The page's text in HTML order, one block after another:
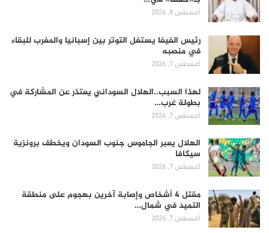
أغسطس 8, 2026
رئيس الفيفا يستغل التوتر بين إسبانيا والمغرب للبقاء
في منصبه
أغسطس 7, 2026
لهذا السبب..الهلال السوداني يعتذر عن المشاركة في
بطولة غرب…
أغسطس 7, 2026
الهلال يعبر الجاموس جنوب السودان ويخطف برونزية
سيكافا
أغسطس 7, 2026
مقتل 4 أشخاص وإصابة آخرين بهجوم على منطقة
التميد في شمال…
أغسطس 7, 2026